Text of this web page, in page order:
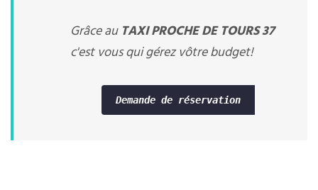
Grâce au TAXI PROCHE DE TOURS 37
c'est vous qui gérez vôtre budget!
Demande de réservation